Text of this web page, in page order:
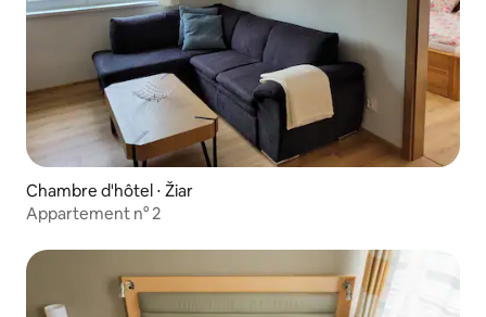
Chambre d'hôtel ⋅ Žiar
Appartement n° 2